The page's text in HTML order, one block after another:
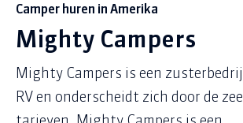
Camper huren in Amerika
Mighty Campers
Mighty Campers is een
RV en onderscheidt zich door de